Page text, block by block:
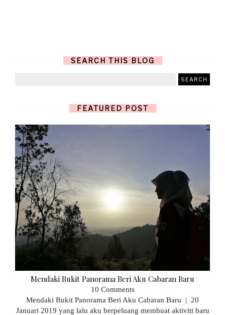
SEARCH THIS BLOG
FEATURED POST
Mendaki Bukit Panorama Beri Aku Cabaran Baru
10 Comments
Mendaki Bukit Panorama Beri Aku Cabaran Baru | 20
Januari 2019 yang lalu aku berpeluang membuat aktiviti baru